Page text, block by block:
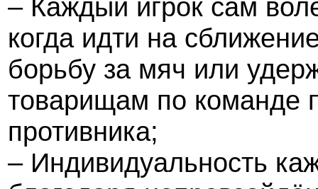
– Каждый игрок сам
когда идти на
борьбу за мяч или
товарищам по команде
противника;
– Индивидуальность